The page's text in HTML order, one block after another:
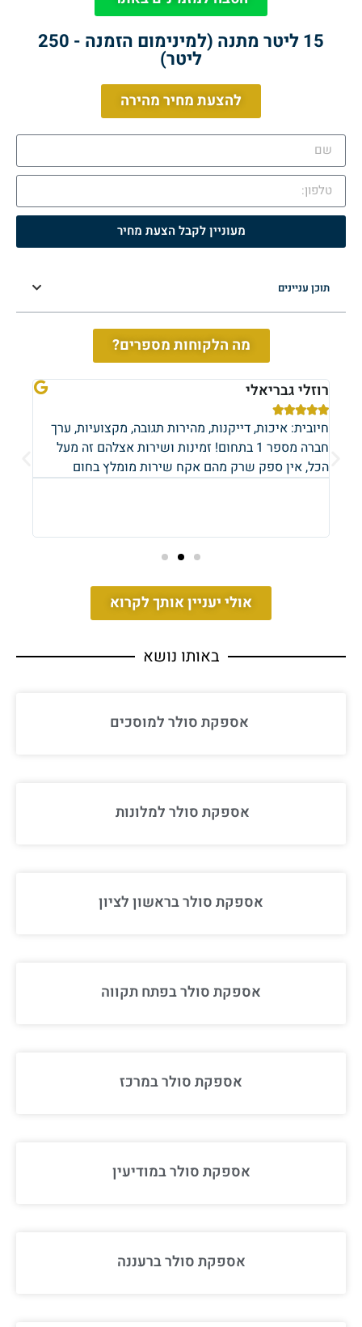
15 ליטר מתנה (למינימום הזמנה - 250
ליטר)
להצעת מחיר מהירה
מעוניין לקבל הצעת מחיר
תוכן עניינים
מה הלקוחות מספרים?
רוזלי גבריאלי





חיובית: איכות, דייקנות, מהירות תגובה, מקצועיות, ערך
חברה מספר 1 בתחום! זמינות ושירות אצלהם זה מעל
הכל, אין ספק שרק מהם אקח שירות מומלץ בחום
אולי יעניין אותך לקרוא
באותו נושא
אספקת סולר למוסכים
אספקת סולר למלונות
אספקת סולר בראשון לציון
אספקת סולר בפתח תקווה
אספקת סולר במרכז
אספקת סולר במודיעין
אספקת סולר ברעננה